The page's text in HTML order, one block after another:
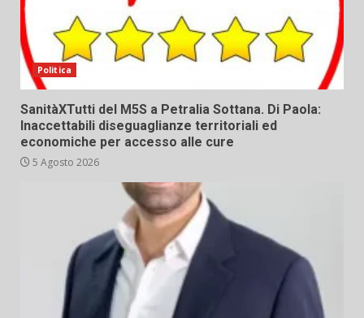
Politica
SanitàXTutti del M5S a Petralia Sottana. Di Paola:
Inaccettabili diseguaglianze territoriali ed
economiche per accesso alle cure
5 Agosto 2026